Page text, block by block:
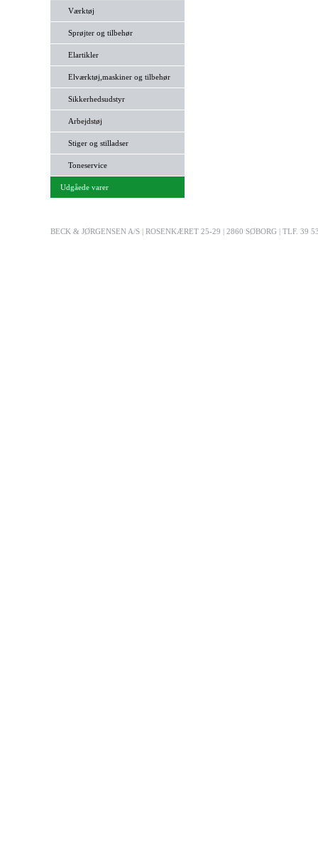
Værktøj
Sprøjter og tilbehør
Elartikler
Elværktøj,maskiner og tilbehør
Sikkerhedsudstyr
Arbejdstøj
Stiger og stilladser
Toneservice
Udgåede varer
BECK & JØRGENSEN A/S | ROSENKÆRET 25-29 | 2860 SØBORG | TLF. 39